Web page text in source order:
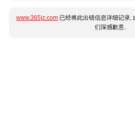
www.365jz.com 已经将此出错信息详细记录,
们深感歉意.